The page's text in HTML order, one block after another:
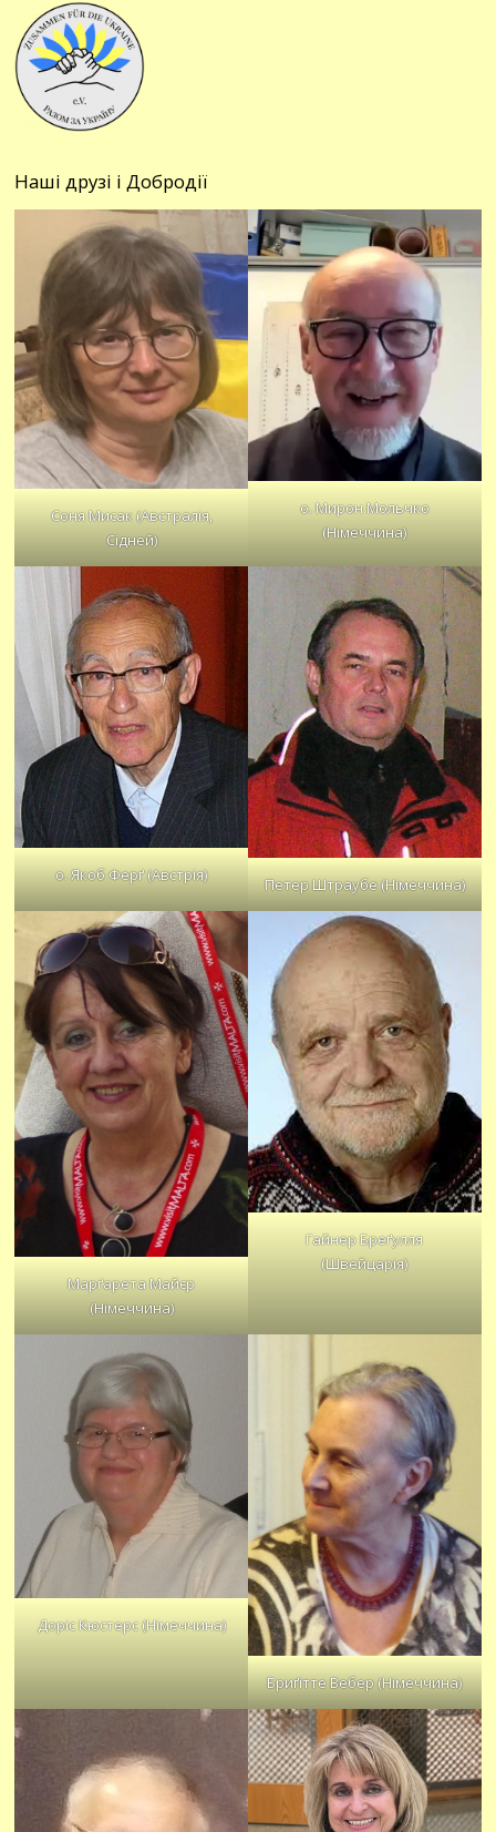
Наші друзі і Добродії
Соня Мисак (Австралія,
Сідней)
о. Мирон Мольчко
(Німеччина)
о. Якоб Ферґ (Австрія) Петер Штраубе (Німеччина)
Марґарета Майєр
(Німеччина)
Гайнер Бреґулля
(Швейцарія)
Доріс Кюстерс (Німеччина)
Бриґітте Вебер (Німеччина)